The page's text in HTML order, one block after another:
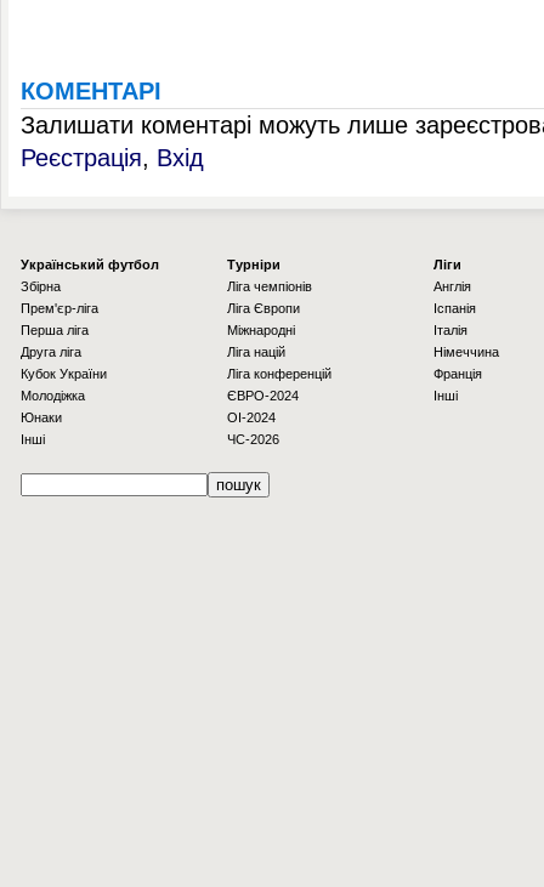
КОМЕНТАРІ
Залишати коментарі можуть лише
Реєстрація, Вхід
Українcький футбол
Збірна
Прем'єр-ліга
Перша ліга
Друга ліга
Кубок України
Молодіжка
Юнаки
Інші
Турніри
Ліга чемпіонів
Ліга Європи
Міжнародні
Ліга націй
Ліга конференцій
ЄВРО-2024
OI-2024
ЧС-2026
Ліги
Англія
Іспанія
Італія
Німеччина
Франція
Інші